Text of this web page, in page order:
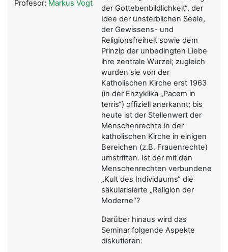
der Gottebenbildlichkeit“, der
Idee der unsterblichen Seele,
der Gewissens- und
Religionsfreiheit sowie dem
Prinzip der unbedingten Liebe
ihre zentrale Wurzel; zugleich
wurden sie von der
Katholischen Kirche erst 1963
(in der Enzyklika „Pacem in
terris“) offiziell anerkannt; bis
heute ist der Stellenwert der
Menschenrechte in der
katholischen Kirche in einigen
Bereichen (z.B. Frauenrechte)
umstritten. Ist der mit den
Menschenrechten verbundene
„Kult des Individuums“ die
säkularisierte „Religion der
Moderne“?
Darüber hinaus wird das
Seminar folgende Aspekte
diskutieren:
Profesor: Markus Vogt